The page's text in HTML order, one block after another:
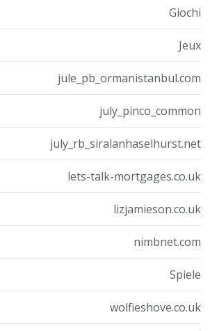
Giochi
Jeux
jule_pb_ormanistanbul.com
july_pinco_common
july_rb_siralanhaselhurst.net
lets-talk-mortgages.co.uk
lizjamieson.co.uk
nimbnet.com
Spiele
wolfieshove.co.uk